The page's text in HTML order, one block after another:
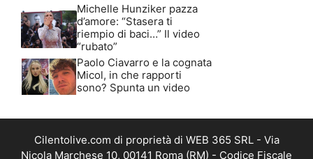
Michelle Hunziker pazza
d’amore: “Stasera ti
riempio di baci…” Il video
“rubato”
Paolo Ciavarro e la cognata
Micol, in che rapporti
sono? Spunta un video
Cilentolive.com di proprietà di WEB 365 SRL - Via
Nicola Marchese 10, 00141 Roma (RM) - Codice Fiscale